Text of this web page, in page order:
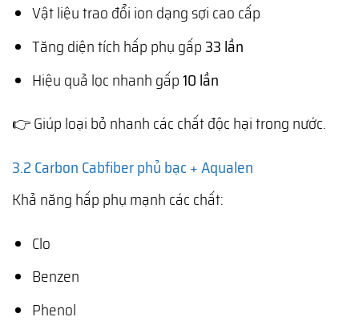
Vật liệu trao đổi ion dạng sợi cao cấp
Tăng diện tích hấp phụ gấp33 lần
Hiệu quả lọc nhanh gấp10 lần
👉 Giúp loại bỏ nhanh các chất độc hại trong nước.
3.2 Carbon Cabfiber phủ bạc + Aqualen
Khả năng hấp phụ mạnh các chất:
Clo
Benzen
Phenol